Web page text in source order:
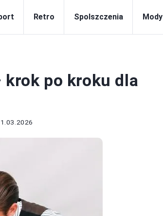
Retro Spolszczenia Mody
po kroku dla